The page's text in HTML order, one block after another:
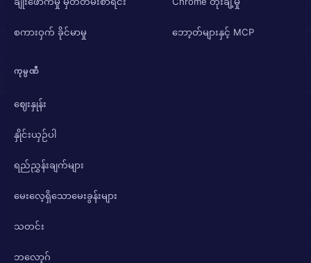
စကားဝှက် ခိုင်မာမှု ဘော့တ်များနှင့် MCP
ကုမ္ပဏီ
ဈေးနှုန်း
နှိုင်းယှဉ်ပါ
ရည်ညွှန်းချက်များ
မေးလေ့ရှိသောမေးခွန်းများ
သတင်း
ဘလော့ဂ်